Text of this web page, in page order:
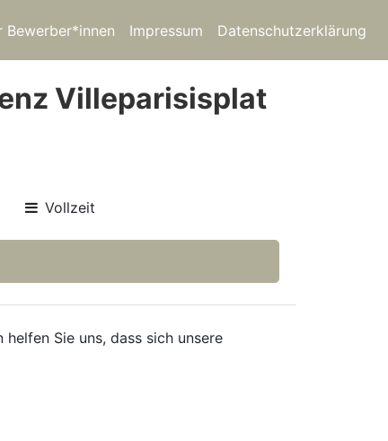
Bewerber*innen Impressum Datenschutzerklärung
Villeparisisplat
Vollzeit
Sie uns, dass sich unsere